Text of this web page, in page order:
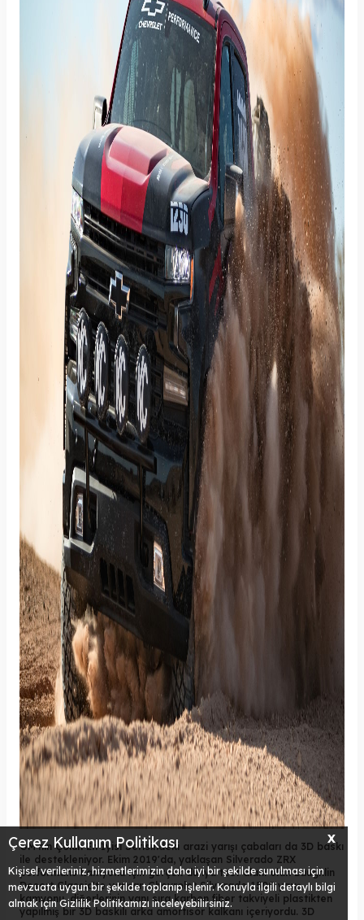
X
Çerez Kullanım Politikası
Kişisel verileriniz, hizmetlerimizin daha iyi bir şekilde sunulması için
mevzuata uygun bir şekilde toplanıp işlenir. Konuyla ilgili detaylı bilgi
almak için Gizlilik Politikamızı inceleyebilirsiniz.
GM'nin Çölün En İyisi Serisindeki arazi yarışı çabaları da 3D baskı
ile destekleniyor. Ekim 2019'da, yaklaşan Silverado ZRX
performans kamyonu için gerçek dünya test alanı olan Laughlin
Desert Classic'te yarışan Chevrolet Silverado 1500 yarış
kamyonu, diğerlerinin yanı sıra karbon fiber takviyeli plastikten
yapılmış bir 3D baskılı arka amortisör kalkanı içeriyordu. 3D